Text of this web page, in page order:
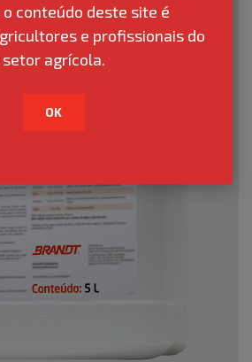
o conteúdo deste site é
e profissionais do
setor agrícola.
OK